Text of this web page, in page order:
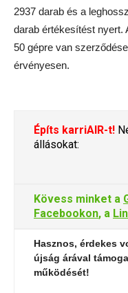
2937 darab és a
darab értékesítést nyert.
50 gépre van
érvényesen.
Építs karriAIR-t!
állásokat:
Kövess minket a
Facebookon, a
Hasznos, érdekes
újság árával
működését!